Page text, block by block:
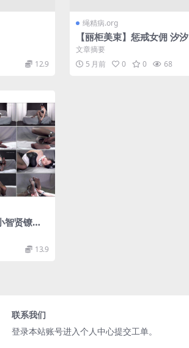
12.9
绳精病.org
【丽柜美束】惩戒女佣 汐汐
文章摘要
5 月前
0 0 68
智贤镣铐
13.9
联系我们
登录本站账号进入个人中心提交工单。